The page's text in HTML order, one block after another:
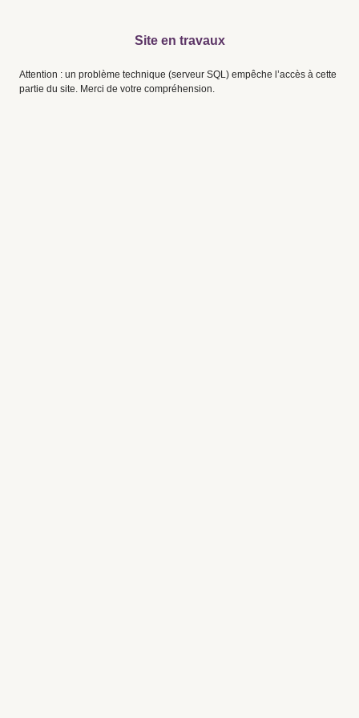
Site en travaux
Attention : un problème technique (serveur SQL) empêche l’accès à cette
partie du site. Merci de votre compréhension.